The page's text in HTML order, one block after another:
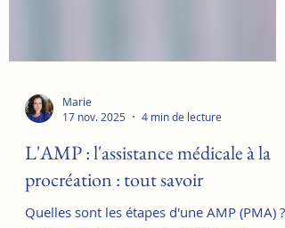
Marie
17 nov. 2025
4 min de lecture